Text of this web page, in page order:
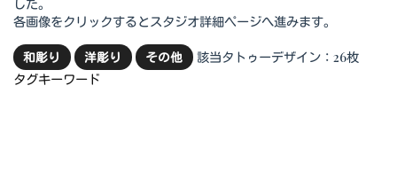
各画像をクリックするとスタジオ詳細ページへ進みます。
和彫り 洋彫り その他
該当タトゥーデザイン：26枚
タグキーワード